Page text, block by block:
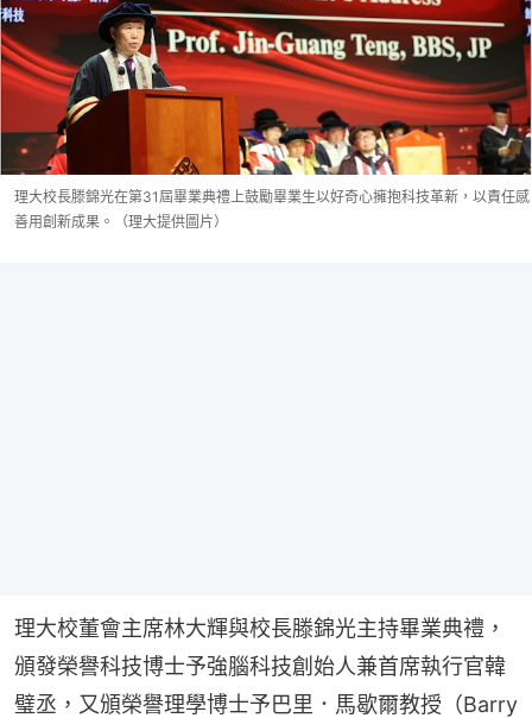
理大校長滕錦光在第31屆畢業典禮上鼓勵畢業生以好奇心擁抱科技革新，以責任感
善用創新成果。（理大提供圖片）
理大校董會主席林大輝與校長滕錦光主持畢業典禮，
頒發榮譽科技博士予強腦科技創始人兼首席執行官韓
璧丞，又頒榮譽理學博士予巴里．馬歇爾教授（Barry